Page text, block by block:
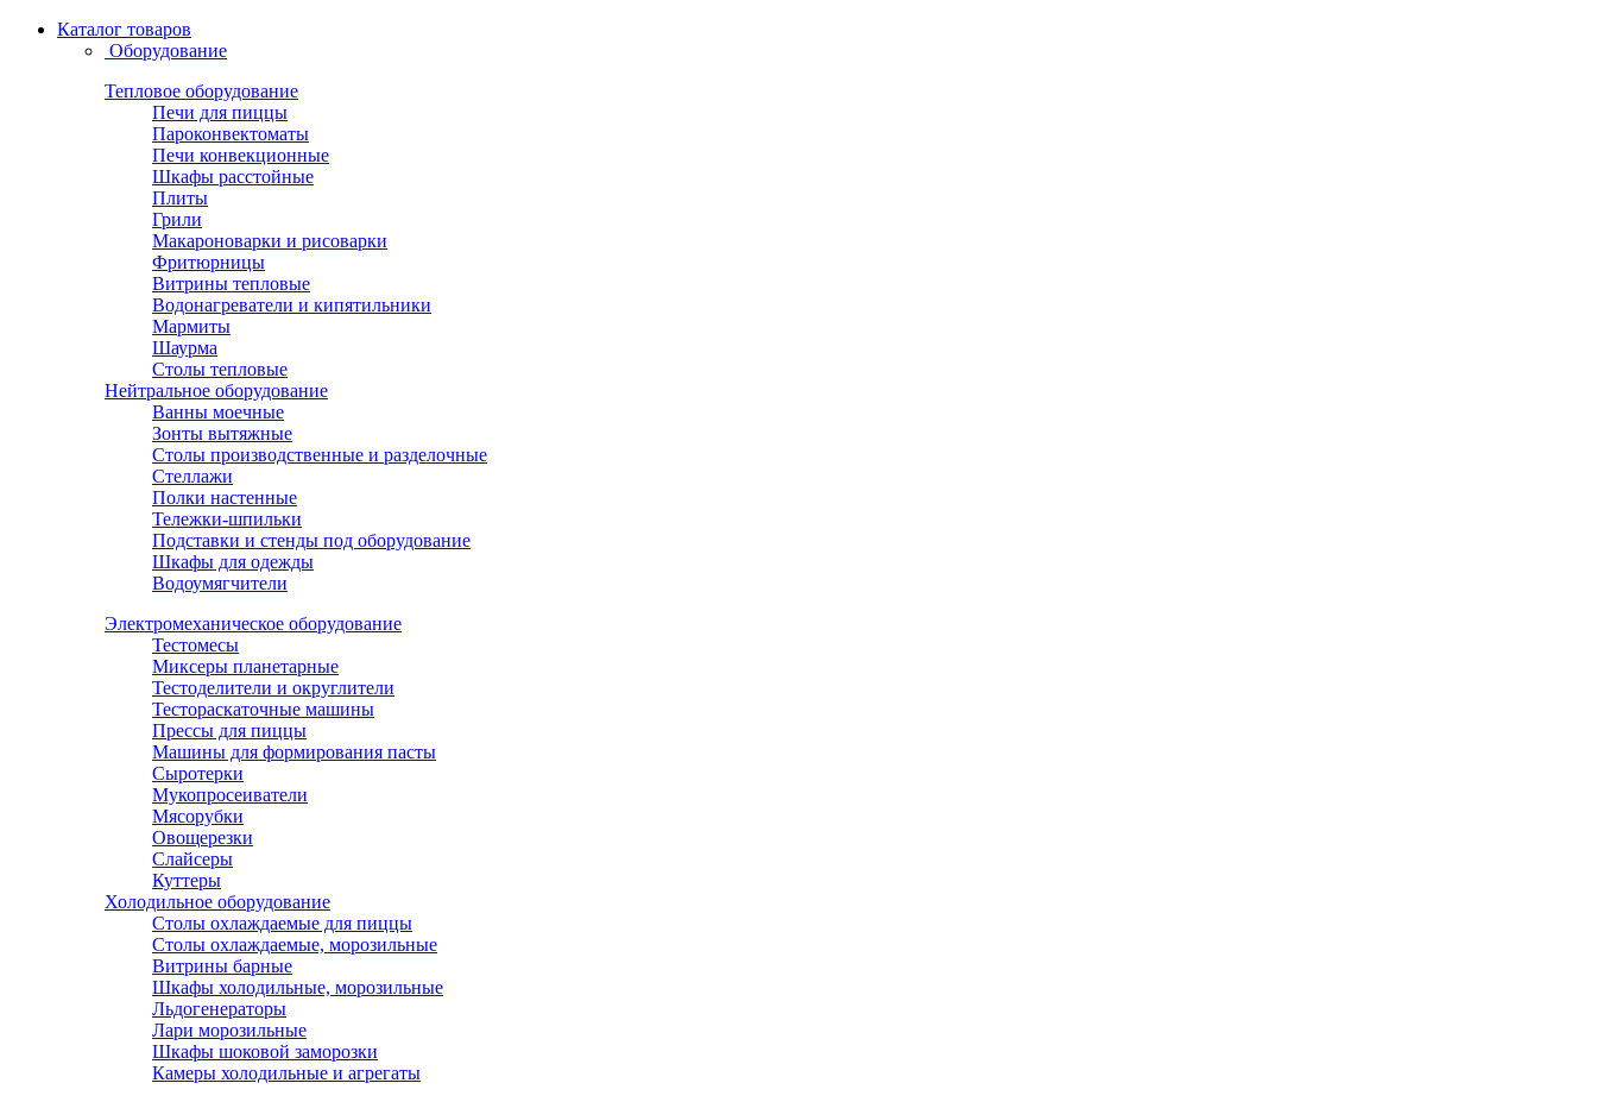
Каталог товаров
Оборудование
Тепловое оборудование
Печи для пиццы
Пароконвектоматы
Печи конвекционные
Шкафы расстойные
Плиты
Грили
Макароноварки и рисоварки
Фритюрницы
Витрины тепловые
Водонагреватели и кипятильники
Мармиты
Шаурма
Столы тепловые
Нейтральное оборудование
Ванны моечные
Зонты вытяжные
Столы производственные и разделочные
Стеллажи
Полки настенные
Тележки-шпильки
Подставки и стенды под оборудование
Шкафы для одежды
Водоумягчители
Электромеханическое оборудование
Тестомесы
Миксеры планетарные
Тестоделители и округлители
Тестораскаточные машины
Прессы для пиццы
Машины для формирования пасты
Сыротерки
Мукопросеиватели
Мясорубки
Овощерезки
Слайсеры
Куттеры
Холодильное оборудование
Столы охлаждаемые для пиццы
Столы охлаждаемые, морозильные
Витрины барные
Шкафы холодильные, морозильные
Льдогенераторы
Лари морозильные
Шкафы шоковой заморозки
Камеры холодильные и агрегаты